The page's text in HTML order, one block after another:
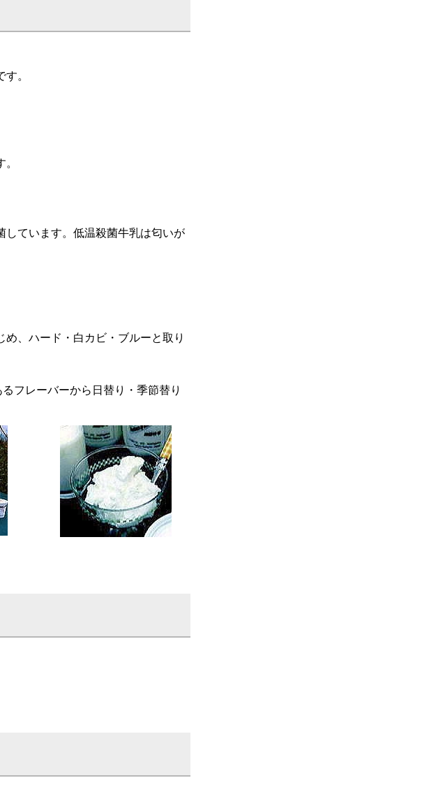
。
しています。低温殺菌牛乳は匂いが
、ハード・白カビ・ブルーと取り
フレーバーから日替り・季節替り